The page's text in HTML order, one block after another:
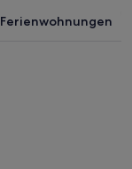
Ferienwohnungen